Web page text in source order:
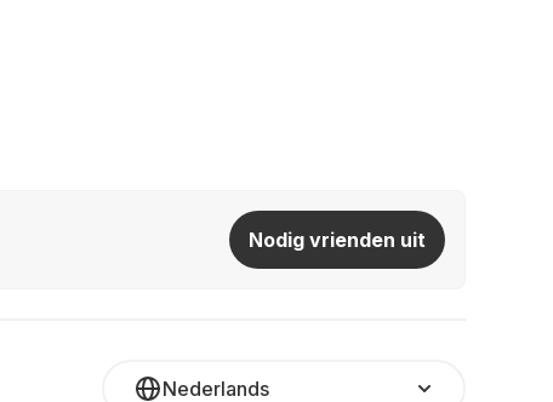
Nodig vrienden uit
Nederlands